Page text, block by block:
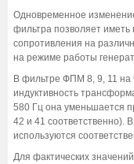
Одновременное
фильтра позволяет
сопротивления на
на режиме работы
В фильтре ФПМ 8, 9, 11 на
индуктивность
580 Гц она уменьшается
42 и 41 соответственно).
используются
Для фактических